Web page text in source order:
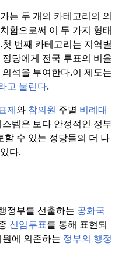
는 두 개의 카테고리의 의
함으로써 이 두 가지 형태
첫 번째 카테고리는 지역별
당에게 전국 투표의 비율
석을 부여한다.이 제도는
고 불린다.
제와 참의원 주별 비례대
스템은 보다 안정적인 정부
할 수 있는 정당들의 더 나
다.
정부를 선출하는 공화국
신임투표를 통해 표현되
에 의존하는 정부의 행정